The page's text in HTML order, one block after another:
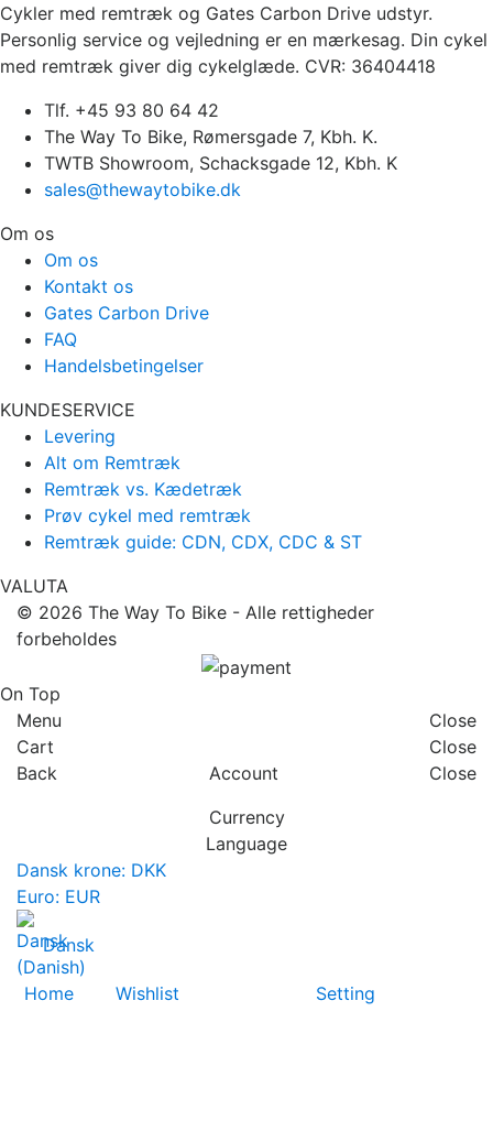
Cykler med remtræk og Gates Carbon Drive udstyr.
Personlig service og vejledning er en mærkesag. Din cykel
med remtræk giver dig cykelglæde. CVR: 36404418
Tlf. +45 93 80 64 42
The Way To Bike, Rømersgade 7, Kbh. K.
TWTB Showroom, Schacksgade 12, Kbh. K
sales@thewaytobike.dk
Om os
Om os
Kontakt os
Gates Carbon Drive
FAQ
Handelsbetingelser
KUNDESERVICE
Levering
Alt om Remtræk
Remtræk vs. Kædetræk
Prøv cykel med remtræk
Remtræk guide: CDN, CDX, CDC & ST
VALUTA
© 2026 The Way To Bike - Alle rettigheder
forbeholdes
On Top
Menu
Close
Cart
Close
Back
Account
Close
Currency
Language
Dansk krone: DKK
Euro: EUR
Dansk
Home Wishlist Setting